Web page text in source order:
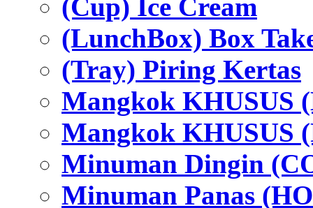
(Cup) Ice Cream
(LunchBox) Box
(Tray) Piring Kertas
Mangkok KHUSUS
Mangkok KHUSUS
Minuman Dingin
Minuman Panas